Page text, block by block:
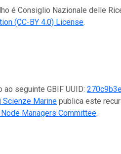
é Consiglio Nazionale delle
(CC-BY 4.0) License.
ao seguinte GBIF UUID:
Scienze Marine publica este
Managers Committee.